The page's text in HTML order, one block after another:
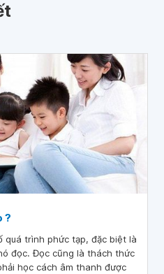
?
quá trình phức tạp, đặc biệt là
đọc. Đọc cũng là thách thức
học cách âm thanh được